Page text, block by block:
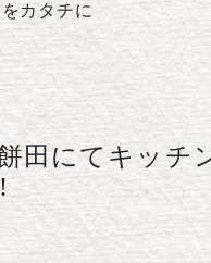
カタチに
田にてキッチ